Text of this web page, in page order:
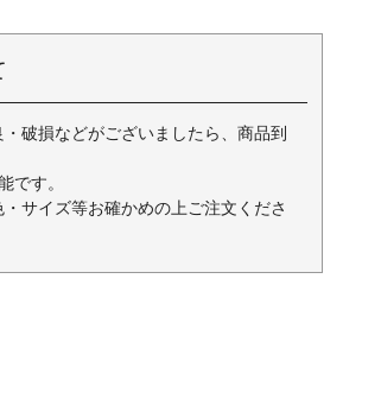
破損などがございましたら、商品到
です。
サイズ等お確かめの上ご注文くださ